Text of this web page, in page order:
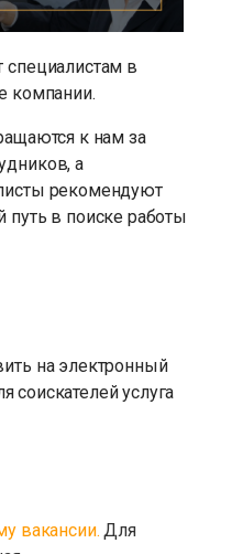
в
компании.
к нам за
а
рекомендуют
в поиске работы
на электронный
соискателей услуга
вакансии. Для